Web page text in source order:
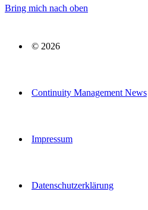
Bring mich nach oben
© 2026
Continuity Management News
Impressum
Datenschutzerklärung